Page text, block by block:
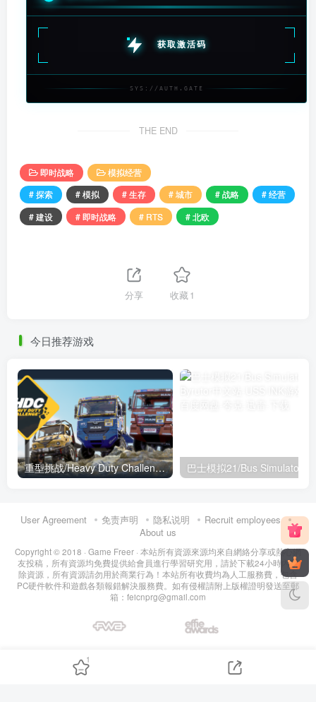
获取激活码
SYS://AUTH.GATE
THE END
即时战略
模拟经营
# 探索
# 模拟 # 生存 # 城市 # 战略
# 经营
# 建设
# 即时战略 # RTS # 北欧
分享 收藏 1
今日推荐游戏
重型挑战/Heavy Duty Challenge 巴士模拟21/Bus Simulator 21
User Agreement 免责声明 隐私说明
Recruit employees
About us
Copyright © 2018 · Game Freer · 本站所有資源來源均來自網絡分享或熱心網
友投稿，所有資源均免費提供給會員進行學習研究用，請於下載24小時內刪
除資源，所有資源請勿用於商業行為！本站所有收費均為人工服務費，包含
PC硬件軟件和遊戲各類報錯解決服務費。如有侵權請附上版權證明發送至郵
箱：feicnprg@gmail.com
1